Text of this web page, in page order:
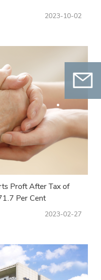
und folgen Sie
2023-10-02
Proft After Tax of
Per Cent
2023-02-27